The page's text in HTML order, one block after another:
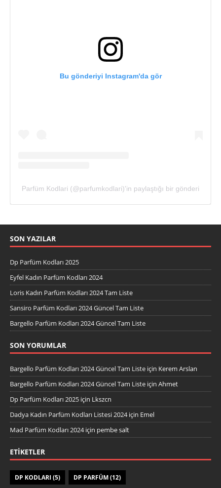
Bu gönderiyi Instagram'da gör
Parfüm Kodlari (@parfumkodlari)'in paylaştığı bir gönderi
SON YAZILAR
Dp Parfüm Kodları 2025
Eyfel Kadın Parfüm Kodları 2024
Loris Kadın Parfüm Kodları 2024 Tam Liste
Sansiro Parfüm Kodları 2024 Güncel Tam Liste
Bargello Parfüm Kodları 2024 Güncel Tam Liste
SON YORUMLAR
Bargello Parfüm Kodları 2024 Güncel Tam Liste için Kerem Arslan
Bargello Parfüm Kodları 2024 Güncel Tam Liste için Ahmet
Dp Parfüm Kodları 2025 için Lkszcn
Dadya Kadın Parfüm Kodları Listesi 2024için Emel
Mad Parfüm Kodları 2024için pembe salt
ETIKETLER
DP KODLARI (5) DP PARFÜM(12)